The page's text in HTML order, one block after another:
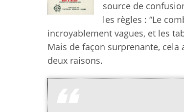
source de
les règles : “Le
incroyablement vagues, et les
Mais de façon surprenante,
deux raisons.